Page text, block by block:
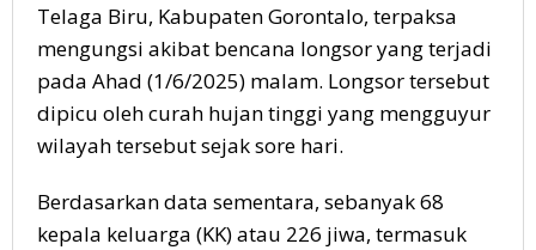
Telaga Biru, Kabupaten Gorontalo, terpaksa
mengungsi akibat bencana longsor yang terjadi
pada Ahad (1/6/2025) malam. Longsor tersebut
dipicu oleh curah hujan tinggi yang mengguyur
wilayah tersebut sejak sore hari.
Berdasarkan data sementara, sebanyak 68
kepala keluarga (KK) atau 226 jiwa, termasuk